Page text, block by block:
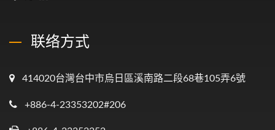
联络方式
414020台灣台中市烏日區溪南路二段68巷105弄6號
+886-4-23353202#206